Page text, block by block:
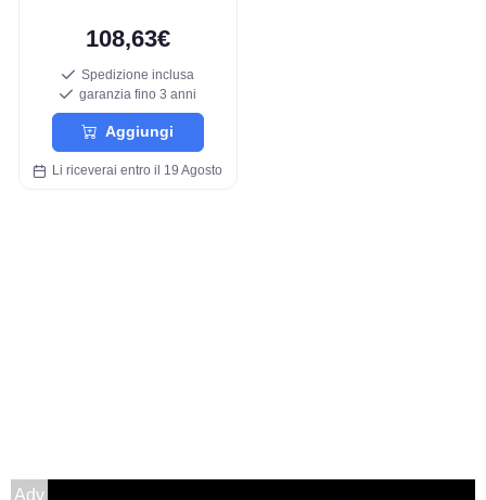
108,63€
Spedizione inclusa
garanzia fino 3 anni
Aggiungi
Li riceverai entro il 19 Agosto
Adv